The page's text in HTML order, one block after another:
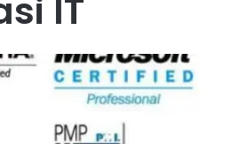
IT